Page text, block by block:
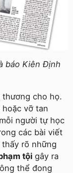
báo Kiên Định
thương cho họ.
vỡ tan
người tự học
các bài viết
rõ những
tội gây ra
thể đong